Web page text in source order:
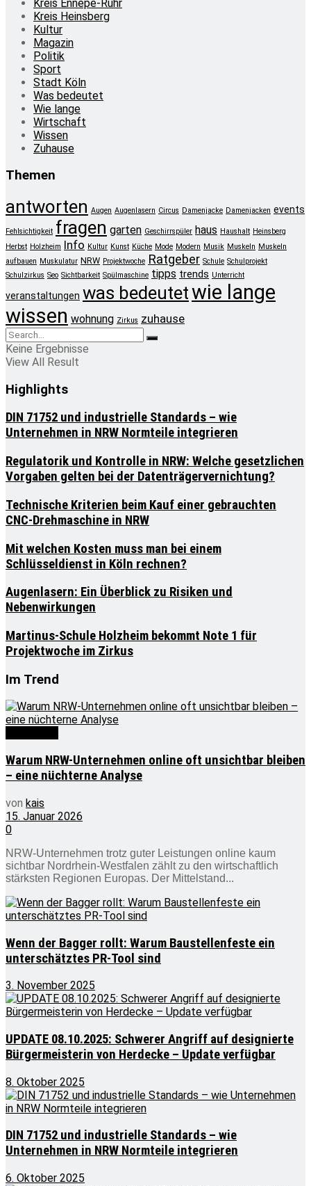
Kreis Ennepe-Ruhr
Kreis Heinsberg
Kultur
Magazin
Politik
Sport
Stadt Köln
Was bedeutet
Wie lange
Wirtschaft
Wissen
Zuhause
Themen
antworten Augen Augenlasern Circus Damenjacke Damenjacken events
Fehlsichtigkeit fragen garten Geschirrspüler haus Haushalt Heinsberg
Herbst Holzheim Info Kultur Kunst Küche Mode Modern Musik Muskeln Muskeln
aufbauen Muskulatur NRW Projektwoche Ratgeber Schule Schulprojekt
Schulzirkus Seo Sichtbarkeit Spülmaschine tipps trends Unterricht
veranstaltungen was bedeutetwie lange
wissen wohnung Zirkus zuhause
Keine Ergebnisse
View All Result
Highlights
DIN 71752 und industrielle Standards – wie
Unternehmen in NRW Normteile integrieren
Regulatorik und Kontrolle in NRW: Welche gesetzlichen
Vorgaben gelten bei der Datenträgervernichtung?
Technische Kriterien beim Kauf einer gebrauchten
CNC-Drehmaschine in NRW
Mit welchen Kosten muss man bei einem
Schlüsseldienst in Köln rechnen?
Augenlasern: Ein Überblick zu Risiken und
Nebenwirkungen
Martinus-Schule Holzheim bekommt Note 1 für
Projektwoche im Zirkus
Im Trend
Warum NRW-Unternehmen online oft unsichtbar bleiben
– eine nüchterne Analyse
von kais
15. Januar 2026
0
NRW-Unternehmen trotz guter Leistungen online kaum
sichtbar Nordrhein-Westfalen zählt zu den wirtschaftlich
stärksten Regionen Europas. Der Mittelstand...
Wenn der Bagger rollt: Warum Baustellenfeste ein
unterschätztes PR-Tool sind
3. November 2025
UPDATE 08.10.2025: Schwerer Angriff auf designierte
Bürgermeisterin von Herdecke – Update verfügbar
8. Oktober 2025
DIN 71752 und industrielle Standards – wie
Unternehmen in NRW Normteile integrieren
6. Oktober 2025